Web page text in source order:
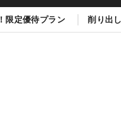
限定優待プラン 削り出